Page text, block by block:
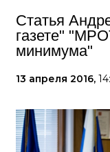
Статья
газете"
минимума"
13 апреля 2016,